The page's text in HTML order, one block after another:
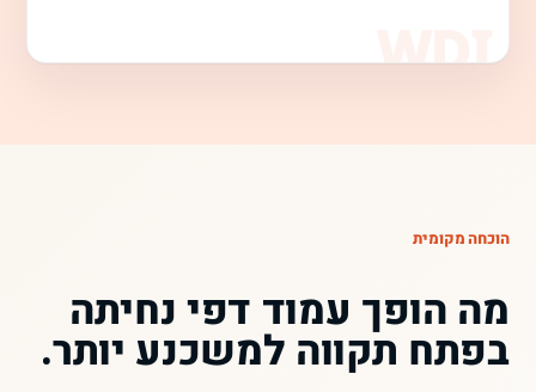
הוכחה מקומית
מה הופך עמוד דפי נחיתה
בפתח תקווה למשכנע יותר.